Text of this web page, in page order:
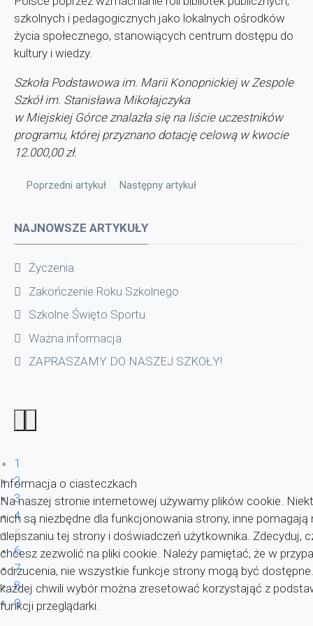
szkolnych i pedagogicznych jako lokalnych ośrodków
życia społecznego, stanowiących centrum dostępu do
kultury i wiedzy.
Szkoła Podstawowa im. Marii Konopnickiej w Zespole
Szkół im. Stanisława Mikołajczyka
w Miejskiej Górce znalazła się na liście uczestników
programu, której przyznano dotację celową w kwocie
12.000,00 zł.
Poprzedni artykuł: Egzamin zawodowy
Poprzedni artykuł Następny artykuł: "Poznaj Polskę" edycja
Następny artykuł
NAJNOWSZE ARTYKUŁY
Życzenia
Zakończenie Roku Szkolnego
Szkolne Święto Sportu
Ważna informacja
ZAPRASZAMY DO NASZEJ SZKOŁY!
1
2
3
4
5
6
7
8
9
Informacja o ciasteczkach
Na naszej stronie internetowej używamy plików cookie.
nich są niezbędne dla funkcjonowania strony, inne pomagają
ulepszaniu tej strony i doświadczeń użytkownika. Zdecyduj,
chcesz zezwolić na pliki cookie. Należy pamiętać, że w
odrzucenia, nie wszystkie funkcje strony mogą być
każdej chwili wybór można zresetować korzystająć z
funkcji przeglądarki.